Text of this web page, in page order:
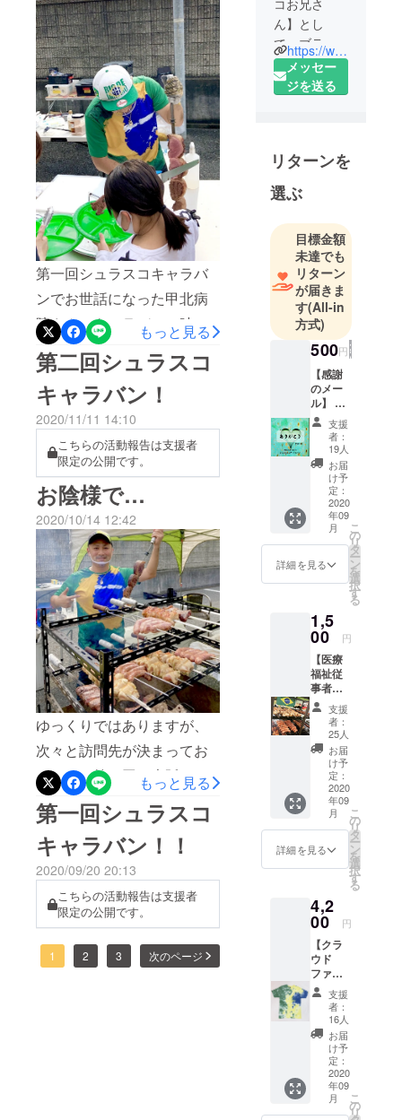
第一回シュラスコキャラバ
ンでお世話になった甲北病
院さん。キャラバンの時に
シュラスコお兄さんのシュ
ラスコを気に入ってくださ
り今度は出張シュラスコを
ご依頼くださいました！
『今年は忘年会が出来そう
にないから、シュラスコ
パーティーを忘年会の代わ
りに。』と病院の駐車場で
シュラスコパーティーを開
催されました。密を避ける
ため、一堂に会するのでは
なく、時間を3部制されてい
ました。時間を3部制にする
ことで、おひとりお一人と
お話をしたりお肉の説明が
出来てシュラスコお兄さん
にとっても有難い開催方法
でした(^^)まだまだシュラス
コキャラバンの訪問先を募
集しています！シュラスコ
お兄さんに来てほしい！美
味しいシュラスコが食べた
い！という医療福祉施設の
方、またはお知り合いの
方、お気軽にお問合せくだ
もっと見る
第二回シュラスコ
キャラバン！
2020/11/11 14:10
こちらの活動報告は支援者
限定の公開です。
お陰様で…
2020/10/14 12:42
ゆっくりではありますが、
次々と訪問先が決まってお
ります。第二回は大阪の保
育士さんのコミュニティ
へ、第三回は埼玉県のクリ
ニックへお邪魔します！こ
うして活動できるのは、ご
支援くださった皆様のお陰
でございます。まだまだコ
ロナの影響下にあります
もっと見る
第一回シュラスコ
キャラバン！！
2020/09/20 20:13
こちらの活動報告は支援者
限定の公開です。
1 2 3 次のページ
ん】とし
て、ブラジ
ル式BBQ・
シュラスコ
頼いただけ
れば、出張
シュラスコ
いたしま
す！ シュラ
スコお兄さ
んをよろし
くお願いい
たします！
上級BBQイ
ンストラク
ター／シュ
ラスコマス
ター／介護
福祉士
https://www.instagram.com/mahito.churrasco/
メッセー
ジを送る
リターンを
選ぶ
目標金額
未達でも
リターン
が届きま
す(All-in
方式)
500円
【感謝
のメー
ル】 医
療福祉
従事者
への応
援、感
謝、労
いのお
気持ち
を『支
援』と
いうカ
タチ
に。 プ
了後に
感謝の
メール
をお送
りいた
しま
す。 ★
お気持
ちの上
乗せも
大歓迎
です!
(^^)! ★
応援
メッ
セージ
やコメ
備考欄
にご記
さい！
・
Bebado
sのHP
内『プ
ロジェ
クト支
援者一
覧』へ
のお名
前掲載
※支援
支援
者：
19人
お届
け予
定：
2020
年09
月
詳細を見る
こ
の
リ
タ
ー
ン
を
選
択
す
る
1,5
00 円
【医療
福祉従
事者へ
シュラ
スコを
プレゼ
ントす
る権
利】
◆1,500
円で医
療福祉
従事者1
人に
シュラ
ントで
きま
す。 ◆
プレゼ
ントの
数を増
やす場
合は、
手動で
増額が
可能で
す。 ※
写真は
イメー
ジです
支援
者：
25人
お届
け予
定：
2020
年09
月
詳細を見る
こ
の
リ
タ
ー
ン
を
選
択
す
る
4,2
00 円
【クラ
ウド
ファン
ディン
グ参加
ありが
とうT
シャ
ツ】
◆HAVI
LLAGE
の手染
支援
者：
16人
お届
け予
定：
2020
年09
月
こ
の
リ